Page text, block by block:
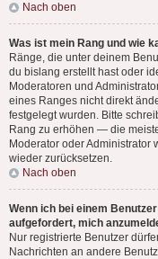
Nach oben
Was ist mein Rang und wie
Ränge, die unter deinem
du bislang erstellt hast oder
Moderatoren und
eines Ranges nicht direkt
festgelegt wurden. Bitte
Rang zu erhöhen — die
Moderator oder Administrator
wieder zurücksetzen.
Nach oben
Wenn ich bei einem
aufgefordert, mich
Nur registrierte Benutzer
Nachrichten an andere